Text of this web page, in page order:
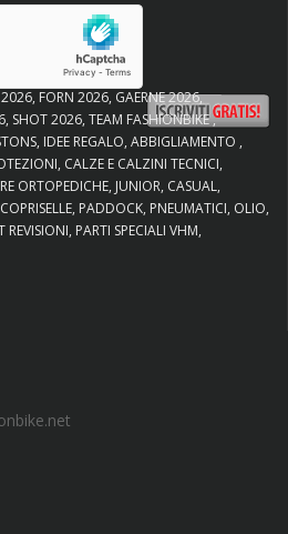
2026 FORN 2026 GAERNE 2026
SHOT 2026 TEAM FASHIONBIKE
IDEE REGALO ABBIGLIAMENTO
CALZE E CALZINI TECNICI
ORTOPEDICHE JUNIOR CASUAL
PADDOCK PNEUMATICI OLIO
REVISIONI PARTI SPECIALI VHM